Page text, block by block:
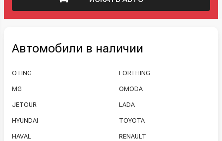
Автомобили в наличии
OTING FORTHING
MG OMODA
JETOUR LADA
HYUNDAI TOYOTA
HAVAL RENAULT